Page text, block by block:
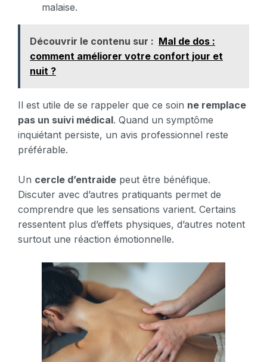
malaise.
Découvrir le contenu sur : Mal de dos :
comment améliorer votre confort jour et
nuit ?
Il est utile de se rappeler que ce soin ne remplace
pas un suivi médical. Quand un symptôme
inquiétant persiste, un avis professionnel reste
préférable.
Un cercle d’entraide peut être bénéfique.
Discuter avec d’autres pratiquants permet de
comprendre que les sensations varient. Certains
ressentent plus d’effets physiques, d’autres notent
surtout une réaction émotionnelle.